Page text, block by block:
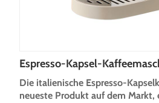
Espresso-Kapsel-
Die italienische Espresso-
neueste Produkt auf dem Markt,